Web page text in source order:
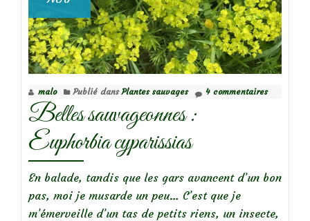
malo Publié dansPlantes sauvages 4 commentaires
Belles sauvageonnes :
Euphorbia cyparissias
En balade, tandis que les gars avancent d’un bon
pas, moi je musarde un peu… C’est que je
m’émerveille d’un tas de petits riens, un insecte,